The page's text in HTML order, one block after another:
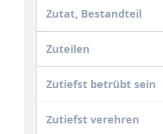
Zutat, Bestandteil
Zuteilen
Zutiefst betrübt sein
Zutiefst verehren